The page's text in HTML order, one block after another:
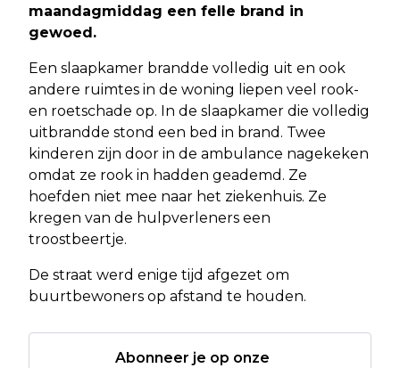
maandagmiddag een felle brand in
gewoed.
Een slaapkamer brandde volledig uit en ook
andere ruimtes in de woning liepen veel rook-
en roetschade op. In de slaapkamer die volledig
uitbrandde stond een bed in brand. Twee
kinderen zijn door in de ambulance nagekeken
omdat ze rook in hadden geademd. Ze
hoefden niet mee naar het ziekenhuis. Ze
kregen van de hulpverleners een
troostbeertje.
De straat werd enige tijd afgezet om
buurtbewoners op afstand te houden.
Abonneer je op onze